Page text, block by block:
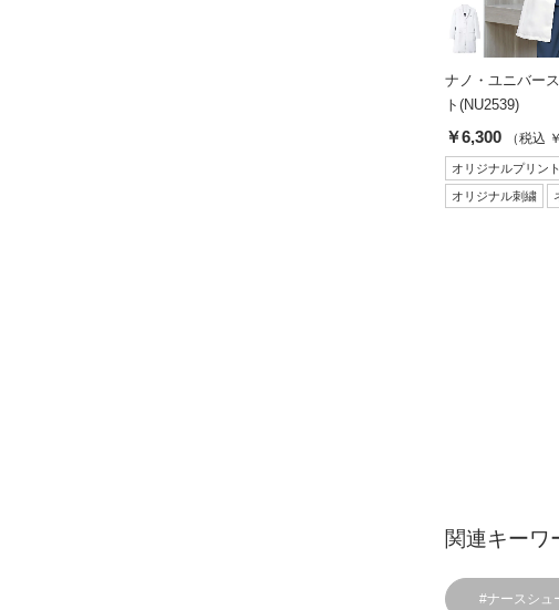
ナノ・ユニバー
ト(NU2539)
￥6,300 （税込
オリジナルプリント
オリジナル刺繍
関連キーワ
#ナースシュ